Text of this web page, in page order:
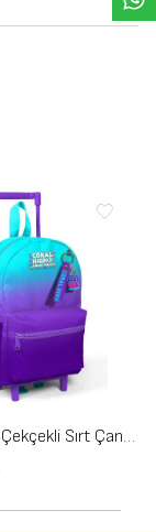
Minik Yuva Çekçekli Sırt Çantası Turkuaz Mor Renk Geçişli İki Bölmeli 24063